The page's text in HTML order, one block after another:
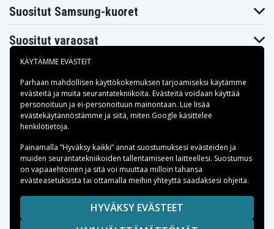
Suositut Samsung-kuoret
Suositut varaosat
Maksuvaihtoehdot
Toimitusvaihtoehdot
Copyright © 2026, Spares Nordic AB
SIVULLA MAINITUT TAVARAMERKIT OVAT OMISTAJIENSA
KÄYTÄMME EVÄSTEIT
Parhaan mahdollisen käyttökokemuksen tarjoamiseksi käytämme
evästeitä ja muita seurantatekniikoita. Evästeitä voidaan käyttää
personoituun ja ei-personoituun mainontaan. Lue lisää
evästekäytännöstämme ja siitä, miten Google käsittelee
henkilötietoja.
Painamalla ”Hyväksy kaikki” annat suostumuksesi evästeiden ja
muiden seurantatekniikoiden tallentamiseen laitteellesi. Suostumus
on vapaaehtoinen ja sitä voi muuttaa milloin tahansa
evästeasetuksista tai ottamalla meihin yhteyttä saadaksesi ohjeita.
HYVÄKSY EVÄSTEET